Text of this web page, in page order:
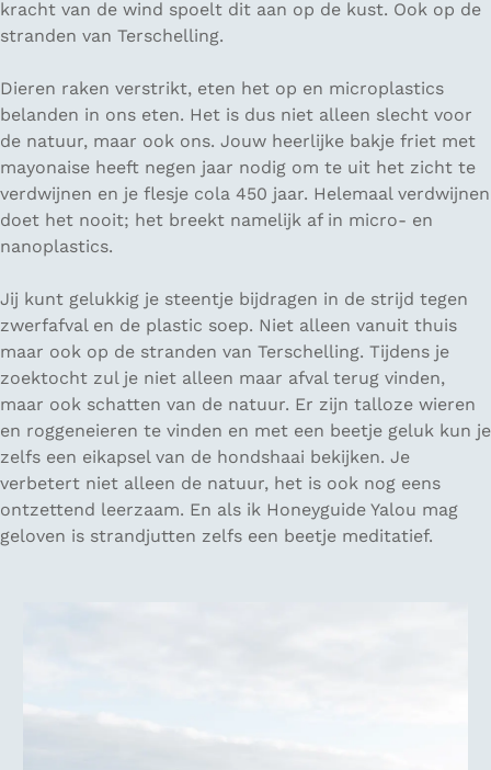
kracht van de wind spoelt dit aan op de kust. Ook op de
stranden van Terschelling.
Dieren raken verstrikt, eten het op en microplastics
belanden in ons eten. Het is dus niet alleen slecht voor
de natuur, maar ook ons. Jouw heerlijke bakje friet met
mayonaise heeft negen jaar nodig om te uit het zicht te
verdwijnen en je flesje cola 450 jaar. Helemaal verdwijnen
doet het nooit; het breekt namelijk af in micro- en
nanoplastics.
Jij kunt gelukkig je steentje bijdragen in de strijd tegen
zwerfafval en de plastic soep. Niet alleen vanuit thuis
maar ook op de stranden van Terschelling. Tijdens je
zoektocht zul je niet alleen maar afval terug vinden,
maar ook schatten van de natuur. Er zijn talloze wieren
en roggeneieren te vinden en met een beetje geluk kun je
zelfs een eikapsel van de hondshaai bekijken. Je
verbetert niet alleen de natuur, het is ook nog eens
ontzettend leerzaam. En als ik Honeyguide Yalou mag
geloven is strandjutten zelfs een beetje meditatief.